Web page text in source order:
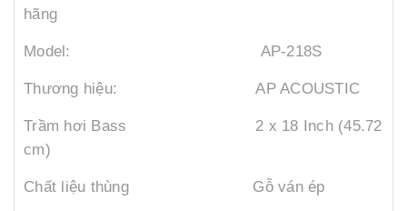
hãng
Model: AP-218S
Thương hiệu: AP ACOUSTIC
Trầm hơi Bass 2 x 18 Inch (45.72
cm)
Chất liệu thùng Gỗ ván ép